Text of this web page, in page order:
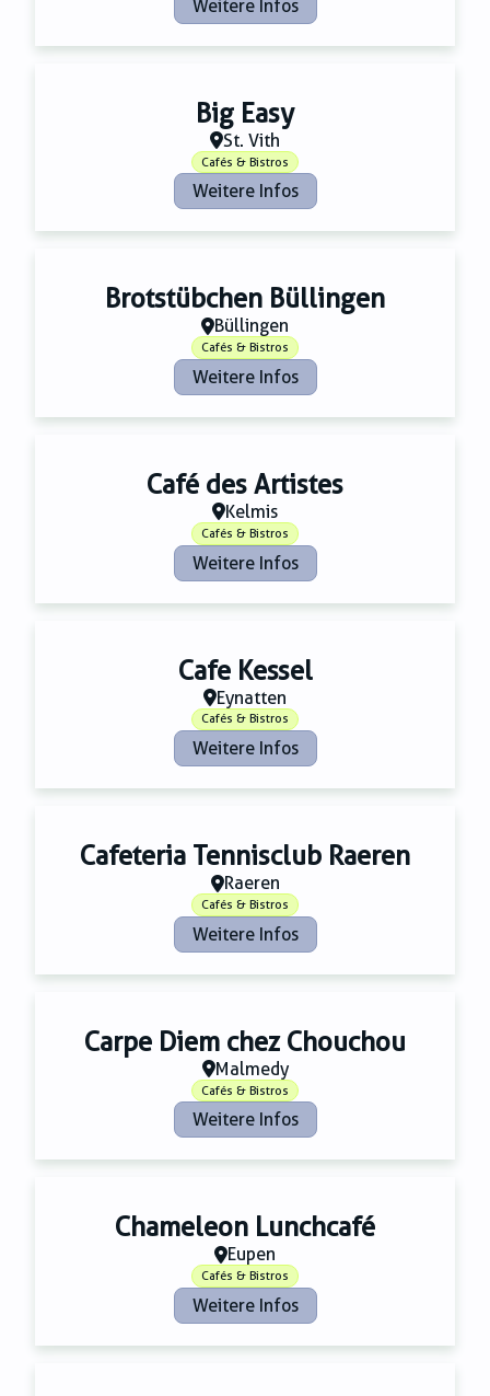
Weitere Infos
Big Easy
St. Vith
Cafés & Bistros
Weitere Infos
Brotstübchen Büllingen
Büllingen
Cafés & Bistros
Weitere Infos
Café des Artistes
Kelmis
Cafés & Bistros
Weitere Infos
Cafe Kessel
Eynatten
Cafés & Bistros
Weitere Infos
Cafeteria Tennisclub Raeren
Raeren
Cafés & Bistros
Weitere Infos
Carpe Diem chez Chouchou
Malmedy
Cafés & Bistros
Weitere Infos
Chameleon Lunchcafé
Eupen
Cafés & Bistros
Weitere Infos